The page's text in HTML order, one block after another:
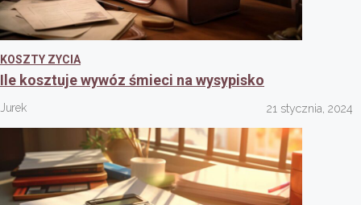
KOSZTY ZYCIA
Ile kosztuje wywóz śmieci na wysypisko
Jurek 21 stycznia, 2024